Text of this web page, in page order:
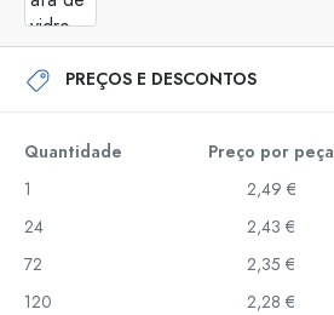
PREÇOS E DESCONTOS
Quantidade Preço por peça
1
2,49 €
24
2,43 €
72
2,35 €
120
2,28 €